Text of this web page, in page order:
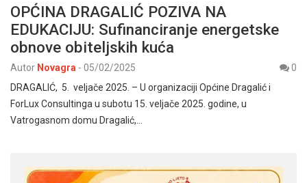
OPĆINA DRAGALIĆ POZIVA NA
EDUKACIJU: Sufinanciranje energetske
obnove obiteljskih kuća
Autor Novagra - 05/02/2025
0
DRAGALIĆ, 5. veljače 2025. – U organizaciji Općine Dragalić i
ForLux Consultinga u subotu 15. veljače 2025. godine, u
Vatrogasnom domu Dragalić,…